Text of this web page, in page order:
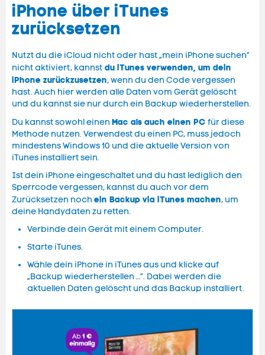
iPhone über iTunes
zurücksetzen
Nutzt du die iCloud nicht oder hast „mein iPhone suchen“
nicht aktiviert, kannst du iTunes verwenden, um dein
iPhone zurückzusetzen, wenn du den Code vergessen
hast. Auch hier werden alle Daten vom Gerät gelöscht
und du kannst sie nur durch ein Backup wiederherstellen.
Du kannst sowohl einen Mac als auch einen PC für diese
Methode nutzen. Verwendest du einen PC, muss jedoch
mindestens Windows 10 und die aktuelle Version von
iTunes installiert sein.
Ist dein iPhone eingeschaltet und du hast lediglich den
Sperrcode vergessen, kannst du auch vor dem
Zurücksetzen noch ein Backup via iTunes machen, um
deine Handydaten zu retten.
Verbinde dein Gerät mit einem Computer.
Starte iTunes.
Wähle dein iPhone in iTunes aus und klicke auf
„Backup wiederherstellen …“. Dabei werden die
aktuellen Daten gelöscht und das Backup installiert.